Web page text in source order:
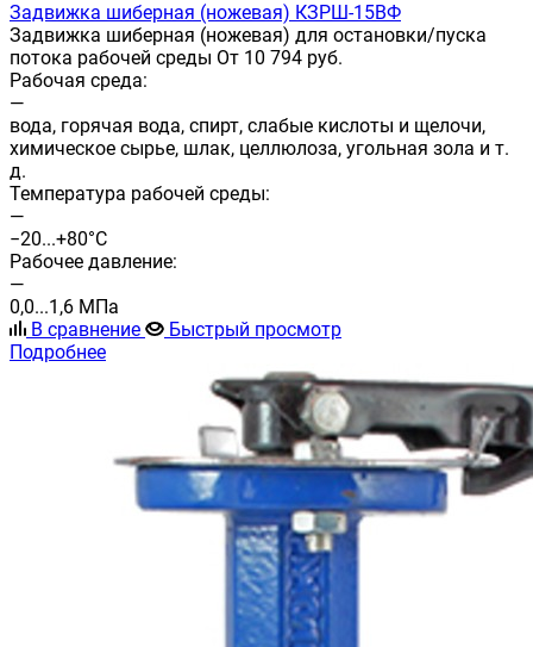
Задвижка шиберная (ножевая) КЗРШ-15ВФ
Задвижка шиберная (ножевая) для остановки/пуска
потока рабочей среды От 10 794 руб.
Рабочая среда:
—
вода, горячая вода, спирт, слабые кислоты и щелочи,
химическое сырье, шлак, целлюлоза, угольная зола и т.
д.
Температура рабочей среды:
—
−20...+80°С
Рабочее давление:
—
0,0...1,6 МПа
В сравнение
Быстрый просмотр
Подробнее